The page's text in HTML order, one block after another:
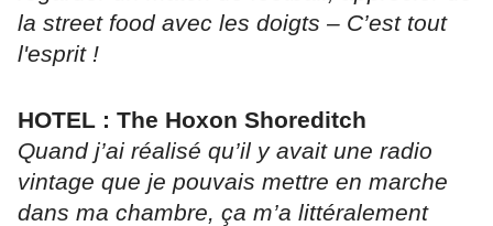
la street food avec les doigts – C’est tout
l'esprit !
HOTEL : The Hoxon Shoreditch
Quand j’ai réalisé qu’il y avait une radio
vintage que je pouvais mettre en marche
dans ma chambre, ça m’a littéralement